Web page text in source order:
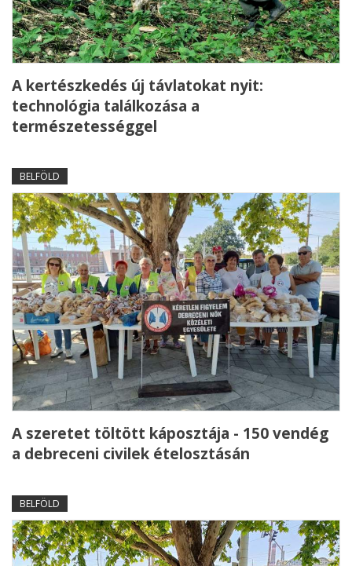
A kertészkedés új távlatokat nyit:
technológia találkozása a
természetességgel
BELFÖLD
A szeretet töltött káposztája - 150 vendég
a debreceni civilek ételosztásán
BELFÖLD